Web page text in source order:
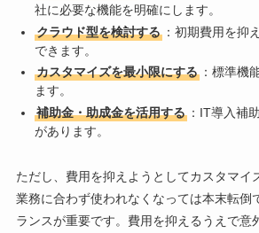
社に必要な機能を明確にします。
クラウド型を検討する：初期費用を抑
できます。
カスタマイズを最小限にする：標準機
ます。
補助金・助成金を活用する：IT導入補
があります。
ただし、費用を抑えようとしてカスタマイ
業務に合わず使われなくなっては本末転倒
ランスが重要です。費用を抑えるうえで意